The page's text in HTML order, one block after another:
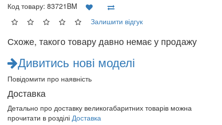
Код товару: 83721BM
Залишити відгук
Схоже, такого товару давно немає у продажу
Дивитись нові моделі
Повідомити про наявність
Доставка
Детально про доставку великогабаритних товарів можна
прочитати в розділі Доставка